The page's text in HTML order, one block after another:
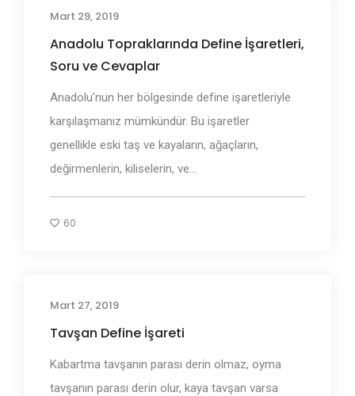
Mart 29, 2019
Anadolu Topraklarında Define İşaretleri,
Soru ve Cevaplar
Anadolu'nun her bölgesinde define işaretleriyle
karşılaşmanız mümkündür. Bu işaretler
genellikle eski taş ve kayaların, ağaçların,
değirmenlerin, kiliselerin, ve...
60
Mart 27, 2019
Tavşan Define İşareti
Kabartma tavşanın parası derin olmaz, oyma
tavşanın parası derin olur, kaya tavşan varsa